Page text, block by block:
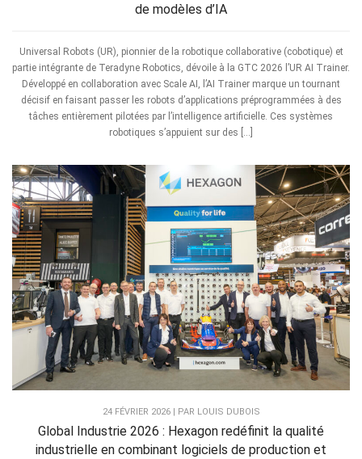
de modèles d’IA
Universal Robots (UR), pionnier de la robotique collaborative (cobotique) et
partie intégrante de Teradyne Robotics, dévoile à la GTC 2026 l’UR AI Trainer.
Développé en collaboration avec Scale AI, l’AI Trainer marque un tournant
décisif en faisant passer les robots d’applications préprogrammées à des
tâches entièrement pilotées par l’intelligence artificielle. Ces systèmes
robotiques s’appuient sur des […]
24 FÉVRIER 2026 | PAR LOUIS DUBOIS
Global Industrie 2026 : Hexagon redéfinit la qualité
industrielle en combinant logiciels de production et